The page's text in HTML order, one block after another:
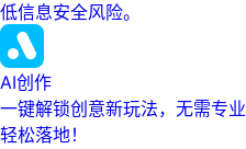
低信息安全风险。
AI创作
一键解锁创意新玩法，无需专
轻松落地！